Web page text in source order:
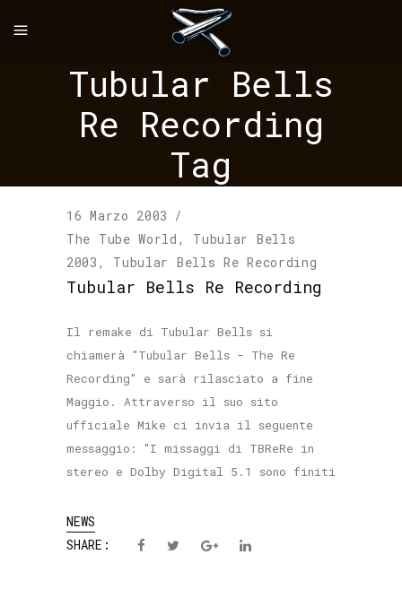
Tubular Bells
Re Recording
Tag
16 Marzo 2003
The Tube World , Tubular Bells
2003 , Tubular Bells Re Recording
Tubular Bells Re Recording
Il remake di Tubular Bells si
chiamerà "Tubular Bells - The Re
Recording" e sarà rilasciato a fine
Maggio. Attraverso il suo sito
ufficiale Mike ci invia il seguente
messaggio: "I missaggi di TBReRe in
stereo e Dolby Digital 5.1 sono finiti
NEWS
SHARE: